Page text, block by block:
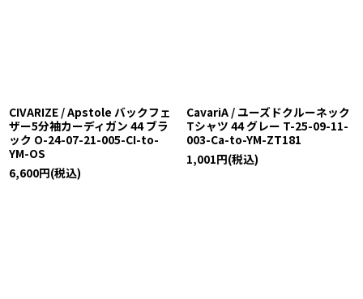
CIVARIZE / Apstole バックフェ
ザー5分袖カーディガン 44 ブラ
ック O-24-07-21-005-CI-to-
YM-OS
6,600円(税込)
CavariA / ユーズドクルーネック
Tシャツ 44 グレー T-25-09-11-
003-Ca-to-YM-ZT181
1,001円(税込)